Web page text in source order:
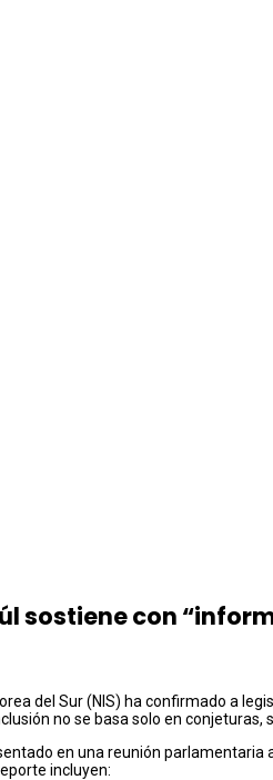
sostiene con
del Sur (NIS) ha confirmado a
no se basa solo en
en una reunión
incluyen: